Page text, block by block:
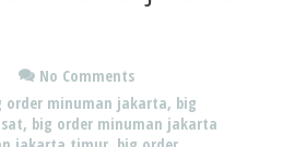
No Comments
order minuman jakarta, big
, big order minuman jakarta